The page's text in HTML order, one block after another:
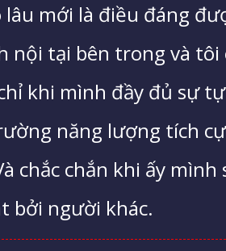
mới là điều đáng
nội tại bên trong và
khi mình đầy đủ sự
năng lượng tích
chắc chắn khi ấy
bởi người khác.